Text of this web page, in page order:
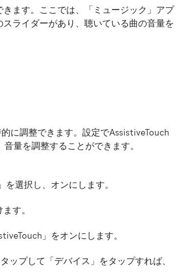
ます。ここでは、「ミュージック」アプ
ライダーがあり、聴いている曲の音量を
に調整できます。設定でAssistiveTouch
量を調整することができます。
選択し、オンにします。
す。
」をオンにします。
ップして「デバイス」をタップすれば、